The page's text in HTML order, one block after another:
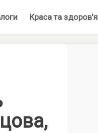
Краса та здоров'я